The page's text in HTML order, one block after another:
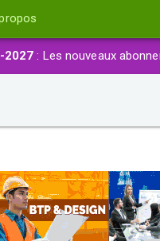
2027 : Les nouveaux